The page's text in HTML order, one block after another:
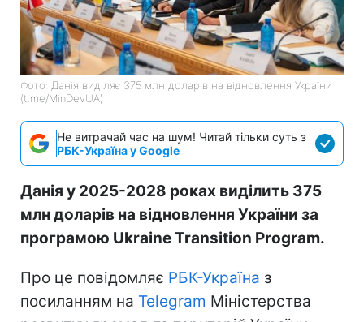
Фото: Данія виділяє 375 млн доларів на відновлення України
(t.me/MinDevUA)
Не витрачай час на шум! Читай тільки суть з
РБК-Україна у Google
Данія у 2025-2028 роках виділить 375
млн доларів на відновлення України за
програмою Ukraine Transition Program.
Про це повідомляє РБК-Україна з
посиланням на Telegram Міністерства